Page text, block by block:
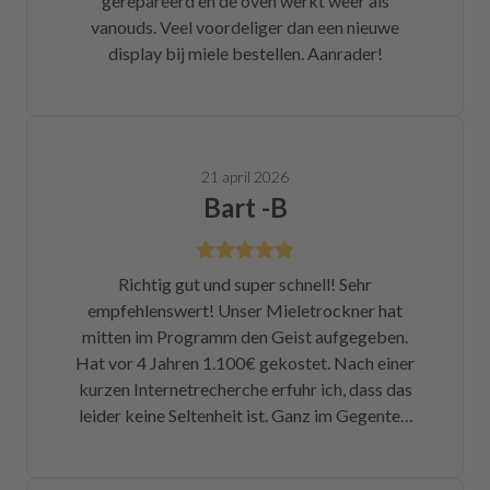
vanouds. Veel voordeliger dan een nieuwe
display bij miele bestellen. Aanrader!
21 april 2026
Bart -B
Richtig gut und super schnell! Sehr
empfehlenswert! Unser Mieletrockner hat
mitten im Programm den Geist aufgegeben.
Hat vor 4 Jahren 1.100€ gekostet. Nach einer
kurzen Internetrecherche erfuhr ich, dass das
leider keine Seltenheit ist. Ganz im Gegenteil.